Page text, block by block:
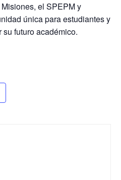
el SPEPM y
única para estudiantes y
futuro académico.